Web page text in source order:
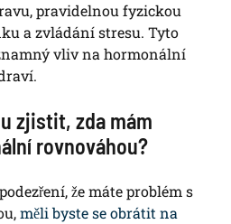
pravidelnou fyzickou
a zvládání stresu. Tyto
vliv na hormonální
zjistit, zda mám
rovnováhou?
že máte problém s
měli byste se obrátit na